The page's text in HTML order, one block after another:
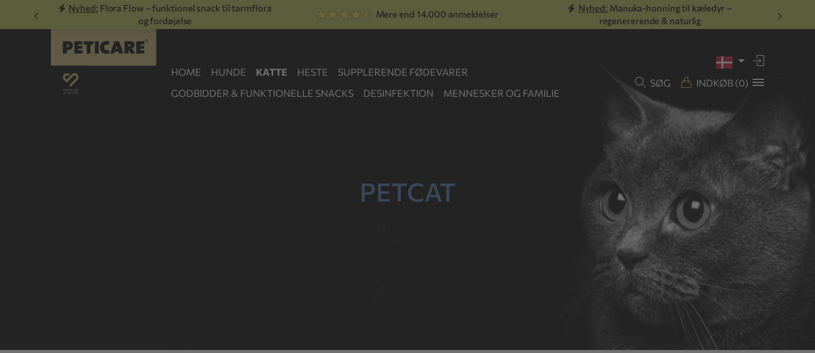
‹ Nyhed: Flora Flow – funktionel snack til tarmflora
og fordøjelse
Mere end 14.000 anmeldelser
Nyhed: Manuka-honning til kæledyr –
regenererende & naturlig
›
HOME HUNDE KATTE HESTE
SUPPLERENDE FØDEVARER
GODBIDDER & FUNKTIONELLE SNACKS
DESINFEKTION MENNESKER OG FAMILIE
SØG INDKØB (0)
PETCAT